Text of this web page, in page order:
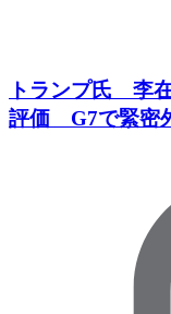
トランプ氏 李
評価 G7で緊密